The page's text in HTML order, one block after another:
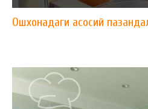
Ошхонадаги асосий